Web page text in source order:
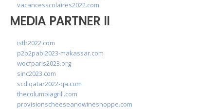
vacancesscolaires2022.com
MEDIA PARTNER II
isth2022.com
p2b2pabi2023-makassar.com
wocfparis2023.org
sinc2023.com
scdlqatar2022-qa.com
thecolumbiagrill.com
provisionscheeseandwineshoppe.com